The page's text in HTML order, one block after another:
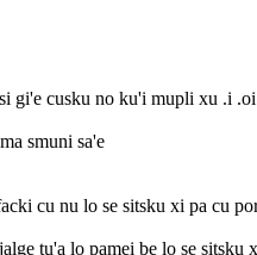
gi'e cusku no ku'i mupli xu .i
smuni sa'e
cu nu lo se sitsku xi pa cu
tu'a lo pamei be lo se sitsku